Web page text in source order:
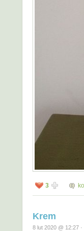
3
Krem
8 lut 2020 @ 12:27